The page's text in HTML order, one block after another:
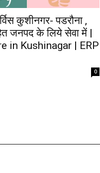
कुशीनगर- पडरौना ,
जनपद के लिये सेवा में |
in Kushinagar | ERP
0